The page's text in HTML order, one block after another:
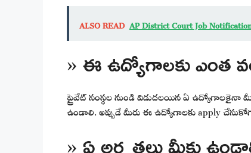
ALSO READ AP District Court Job
» ఈ ఉద్యోగాలకు ఎంత
ప్రైవేట్ సంస్థల నుండి విడుదలయిన ఏ ఉద్యోగాలకైనా
ఉండాలి. అప్పుడే మీరు ఈ ఉద్యోగాలకు apply